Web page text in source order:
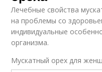
Лечебные свойства
на проблемы со
индивидуальные
организма.
Мускатный орех для